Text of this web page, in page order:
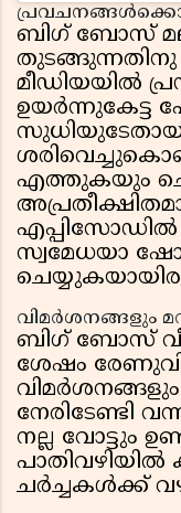
ബിഗ് ബോസ്
മീഡിയയിൽ
ഉയർന്നുകേട്ട
എത്തുകയും
സ്വമേധയാ
വിമർശനങ്ങളും
ബിഗ് ബോസ്
ശേഷം
നേരിടേണ്ടി
നല്ല വോട്ടും
പാതിവഴിയിൽ
ചർച്ചകൾക്ക്